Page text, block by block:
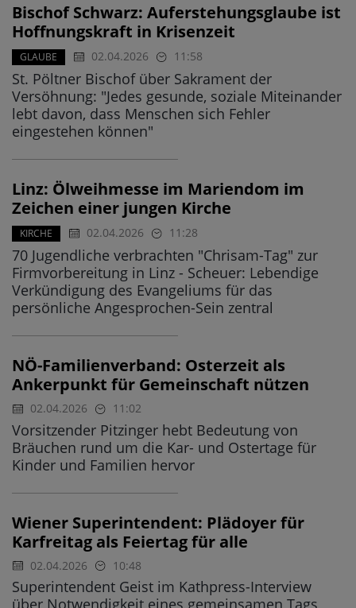
Bischof Schwarz: Auferstehungsglaube ist
Hoffnungskraft in Krisenzeit
GLAUBE 02.04.2026 11:58
St. Pöltner Bischof über Sakrament der
Versöhnung: "Jedes gesunde, soziale Miteinander
lebt davon, dass Menschen sich Fehler
eingestehen können"
Linz: Ölweihmesse im Mariendom im
Zeichen einer jungen Kirche
KIRCHE 02.04.2026 11:28
70 Jugendliche verbrachten "Chrisam-Tag" zur
Firmvorbereitung in Linz - Scheuer: Lebendige
Verkündigung des Evangeliums für das
persönliche Angesprochen-Sein zentral
NÖ-Familienverband: Osterzeit als
Ankerpunkt für Gemeinschaft nützen
02.04.2026 11:02
Vorsitzender Pitzinger hebt Bedeutung von
Bräuchen rund um die Kar- und Ostertage für
Kinder und Familien hervor
Wiener Superintendent: Plädoyer für
Karfreitag als Feiertag für alle
02.04.2026 10:48
Superintendent Geist im Kathpress-Interview